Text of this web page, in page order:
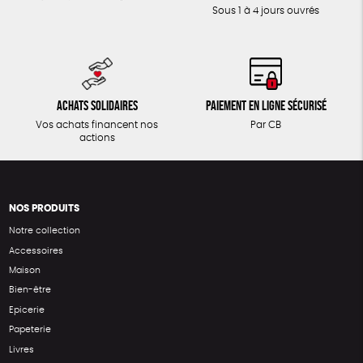
Sous 1 à 4 jours ouvrés
Achats solidaires
Vos achats financent nos
actions
Paiement en ligne sécurisé
Par CB
NOS PRODUITS
Notre collection
Accessoires
Maison
Bien-être
Epicerie
Papeterie
Livres